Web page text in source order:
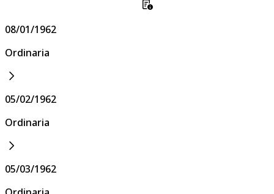
08/01/1962
Ordinaria
05/02/1962
Ordinaria
05/03/1962